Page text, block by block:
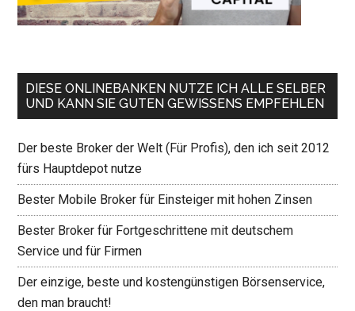
DIESE ONLINEBANKEN NUTZE ICH ALLE SELBER
UND KANN SIE GUTEN GEWISSENS EMPFEHLEN
Der beste Broker der Welt (Für Profis), den ich seit 2012
fürs Hauptdepot nutze
Bester Mobile Broker für Einsteiger mit hohen Zinsen
Bester Broker für Fortgeschrittene mit deutschem
Service und für Firmen
Der einzige, beste und kostengünstigen Börsenservice,
den man braucht!